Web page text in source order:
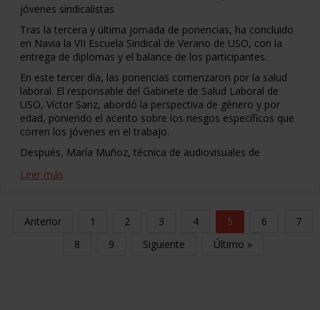
jóvenes sindicalistas
Tras la tercera y última jornada de ponencias, ha concluido
en Navia la VII Escuela Sindical de Verano de USO, con la
entrega de diplomas y el balance de los participantes.
En este tercer día, las ponencias comenzaron por la salud
laboral. El responsable del Gabinete de Salud Laboral de
USO, Víctor Sanz, abordó la perspectiva de género y por
edad, poniendo el acento sobre los riesgos específicos que
corren los jóvenes en el trabajo.
Después, María Muñoz, técnica de audiovisuales de
Leer más
Anterior 1 2 3 4 5 6
7
8
9 Siguiente Último »